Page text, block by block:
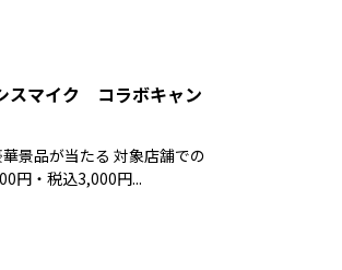
スマイク コラボキャン
景品が当たる 対象店舗での
円・税込3,000円...